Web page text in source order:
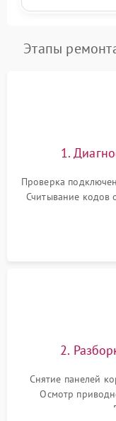
Этапы
1.
Проверка
Считывание кодов
выявления
2.
Снятие панелей
Осмотр